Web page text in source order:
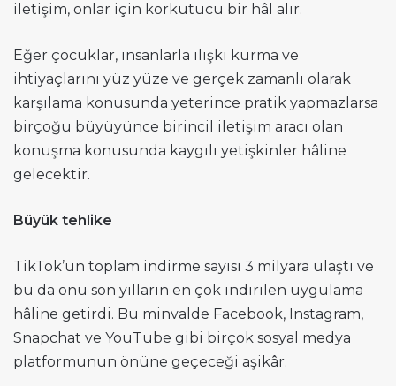
iletişim, onlar için korkutucu bir hâl alır.
Eğer çocuklar, insanlarla ilişki kurma ve
ihtiyaçlarını yüz yüze ve gerçek zamanlı olarak
karşılama konusunda yeterince pratik yapmazlarsa
birçoğu büyüyünce birincil iletişim aracı olan
konuşma konusunda kaygılı yetişkinler hâline
gelecektir.
Büyük tehlike
TikTok’un toplam indirme sayısı 3 milyara ulaştı ve
bu da onu son yılların en çok indirilen uygulama
hâline getirdi. Bu minvalde Facebook, Instagram,
Snapchat ve YouTube gibi birçok sosyal medya
platformunun önüne geçeceği aşikâr.